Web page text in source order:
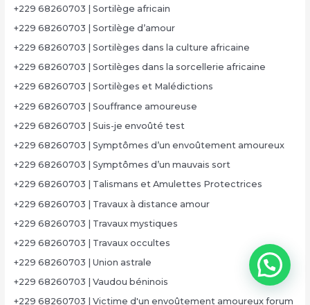
+229 68260703 | Sortilège africain
+229 68260703 | Sortilège d’amour
+229 68260703 | Sortilèges dans la culture africaine
+229 68260703 | Sortilèges dans la sorcellerie africaine
+229 68260703 | Sortilèges et Malédictions
+229 68260703 | Souffrance amoureuse
+229 68260703 | Suis-je envoûté test
+229 68260703 | Symptômes d’un envoûtement amoureux
+229 68260703 | Symptômes d’un mauvais sort
+229 68260703 | Talismans et Amulettes Protectrices
+229 68260703 | Travaux à distance amour
+229 68260703 | Travaux mystiques
+229 68260703 | Travaux occultes
+229 68260703 | Union astrale
+229 68260703 | Vaudou béninois
+229 68260703 | Victime d'un envoûtement amoureux forum